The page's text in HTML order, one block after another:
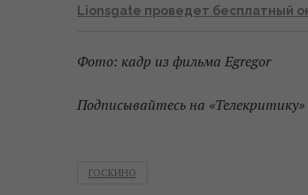
Lionsgate проведет бесплатный
Фото: кадр из фильма Egregor
Подписывайтесь на «Телекритику»
ГОСКИНО